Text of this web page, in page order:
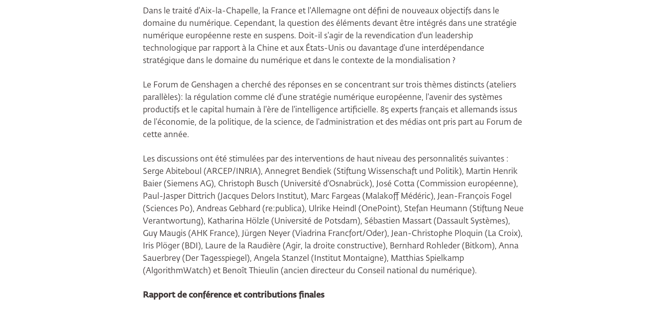
Dans le traité d'Aix-la-Chapelle, la France et l'Allemagne ont défini de nouveaux objectifs dans le
domaine du numérique. Cependant, la question des éléments devant être intégrés dans une stratégie
numérique européenne reste en suspens. Doit-il s'agir de la revendication d'un leadership
technologique par rapport à la Chine et aux États-Unis ou davantage d'une interdépendance
stratégique dans le domaine du numérique et dans le contexte de la mondialisation ?
Le Forum de Genshagen a cherché des réponses en se concentrant sur trois thèmes distincts (ateliers
parallèles): la régulation comme clé d'une stratégie numérique européenne, l'avenir des systèmes
productifs et le capital humain à l'ère de l'intelligence artificielle. 85 experts français et allemands issus
de l'économie, de la politique, de la science, de l'administration et des médias ont pris part au Forum de
cette année.
Les discussions ont été stimulées par des interventions de haut niveau des personnalités suivantes :
Serge Abiteboul (ARCEP/INRIA), Annegret Bendiek (Stiftung Wissenschaft und Politik), Martin Henrik
Baier (Siemens AG), Christoph Busch (Université d'Osnabrück), José Cotta (Commission européenne),
Paul-Jasper Dittrich (Jacques Delors Institut), Marc Fargeas (Malakoff Médéric), Jean-François Fogel
(Sciences Po), Andreas Gebhard (re:publica), Ulrike Heindl (OnePoint), Stefan Heumann (Stiftung Neue
Verantwortung), Katharina Hölzle (Université de Potsdam), Sébastien Massart (Dassault Systèmes),
Guy Maugis (AHK France), Jürgen Neyer (Viadrina Francfort/Oder), Jean-Christophe Ploquin (La Croix),
Iris Plöger (BDI), Laure de la Raudière (Agir, la droite constructive), Bernhard Rohleder (Bitkom), Anna
Sauerbrey (Der Tagesspiegel), Angela Stanzel (Institut Montaigne), Matthias Spielkamp
(AlgorithmWatch) et Benoît Thieulin (ancien directeur du Conseil national du numérique).
Rapport de conférence et contributions finales